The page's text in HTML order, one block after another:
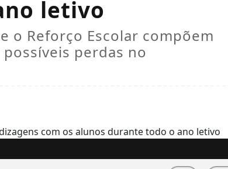
letivo
o Reforço Escolar compõem
perdas no